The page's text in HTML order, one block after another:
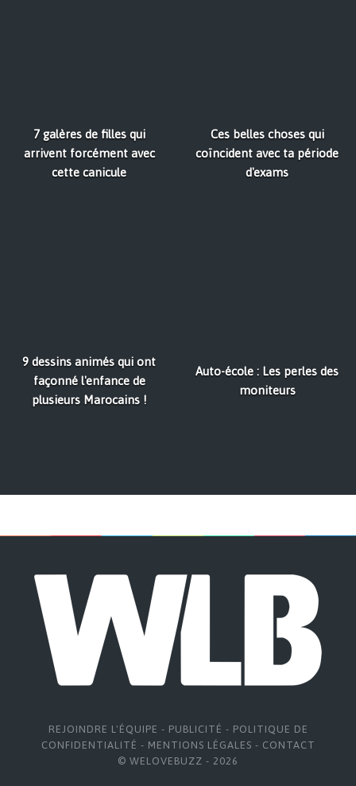
7 galères de filles qui
arrivent forcément avec
cette canicule
Ces belles choses qui
coïncident avec ta période
d'exams
9 dessins animés qui ont
façonné l'enfance de
plusieurs Marocains !
Auto-école : Les perles des
moniteurs
REJOINDRE L'ÉQUIPE - PUBLICITÉ - POLITIQUE DE
CONFIDENTIALITÉ - MENTIONS LÉGALES - CONTACT
© WELOVEBUZZ - 2026